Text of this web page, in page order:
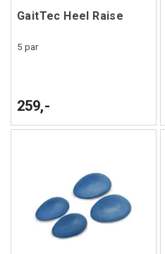
GaitTec Heel Raise
5 par
259,-